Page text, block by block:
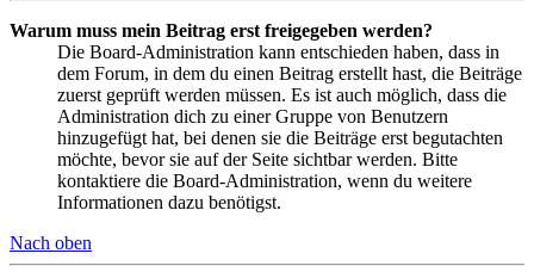
Warum muss mein Beitrag erst freigegeben werden?
Die Board-Administration kann entschieden haben, dass in
dem Forum, in dem du einen Beitrag erstellt hast, die Beiträge
zuerst geprüft werden müssen. Es ist auch möglich, dass die
Administration dich zu einer Gruppe von Benutzern
hinzugefügt hat, bei denen sie die Beiträge erst begutachten
möchte, bevor sie auf der Seite sichtbar werden. Bitte
kontaktiere die Board-Administration, wenn du weitere
Informationen dazu benötigst.
Nach oben